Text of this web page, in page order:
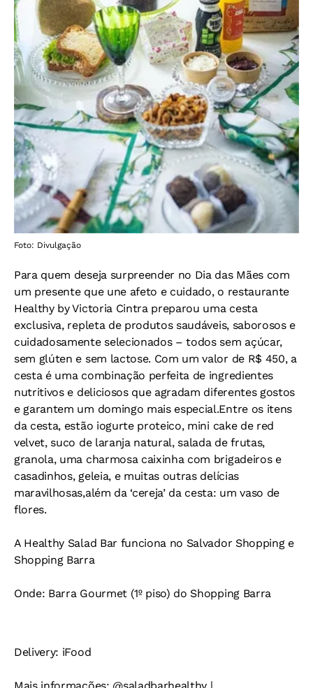
Foto: Divulgação
Para quem deseja surpreender no Dia das Mães com
um presente que une afeto e cuidado, o restaurante
Healthy by Victoria Cintra preparou uma cesta
exclusiva, repleta de produtos saudáveis, saborosos e
cuidadosamente selecionados – todos sem açúcar,
sem glúten e sem lactose. Com um valor de R$ 450, a
cesta é uma combinação perfeita de ingredientes
nutritivos e deliciosos que agradam diferentes gostos
e garantem um domingo mais especial.Entre os itens
da cesta, estão iogurte proteico, mini cake de red
velvet, suco de laranja natural, salada de frutas,
granola, uma charmosa caixinha com brigadeiros e
casadinhos, geleia, e muitas outras delícias
maravilhosas,além da ‘cereja’ da cesta: um vaso de
flores.
A Healthy Salad Bar funciona no Salvador Shopping e
Shopping Barra
Onde: Barra Gourmet (1º piso) do Shopping Barra
Delivery: iFood
Mais informações: @saladbarhealthy |